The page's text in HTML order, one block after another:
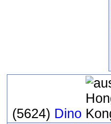
(5624) Dino